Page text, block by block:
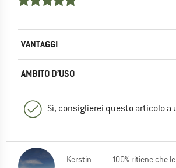
VANTAGGI
AMBITO D’USO
Sì, consiglierei questo articolo a
Kerstin
100% ritiene che